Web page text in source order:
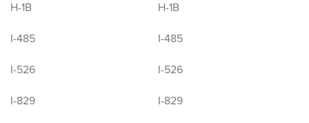
H-1B
H-1B
I-485
I-485
I-526
I-526
I-829
I-829